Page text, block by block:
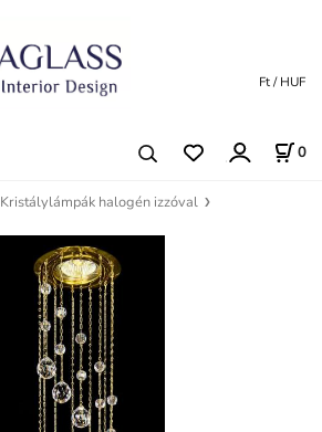
0
Ft / HUF
Kristálylámpák halogén izzóval